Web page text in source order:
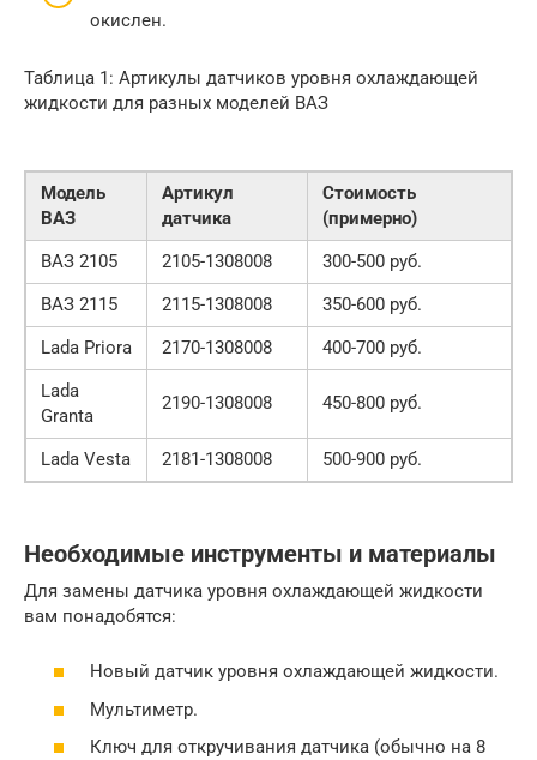
окислен.
Таблица 1: Артикулы датчиков уровня охлаждающей
жидкости для разных моделей ВАЗ
Модель
ВАЗ
Артикул
датчика
Стоимость
(примерно)
ВАЗ 2105
2105-1308008
300-500 руб.
ВАЗ 2115
2115-1308008
350-600 руб.
Lada Priora
2170-1308008
400-700 руб.
Lada
Granta
2190-1308008 450-800 руб.
Lada Vesta 2181-1308008 500-900 руб.
Необходимые инструменты и материалы
Для замены датчика уровня охлаждающей жидкости
вам понадобятся:
Новый датчик уровня охлаждающей жидкости.
Мультиметр.
Ключ для откручивания датчика (обычно на 8